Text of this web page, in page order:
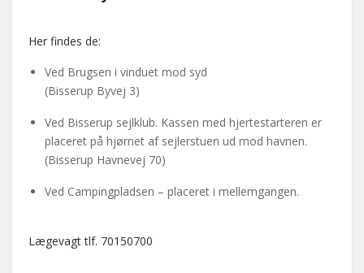
Her findes de:
Ved Brugsen i vinduet mod syd
(Bisserup Byvej 3)
Ved Bisserup sejlklub. Kassen med hjertestarteren er
placeret på hjørnet af sejlerstuen ud mod havnen.
(Bisserup Havnevej 70)
Ved Campingpladsen – placeret i mellemgangen.
Lægevagt tlf. 70150700